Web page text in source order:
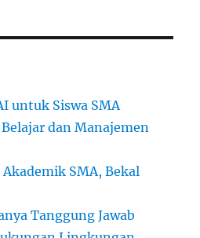
untuk Siswa SMA
dan Manajemen
Akademik SMA, Bekal
Tanggung Jawab